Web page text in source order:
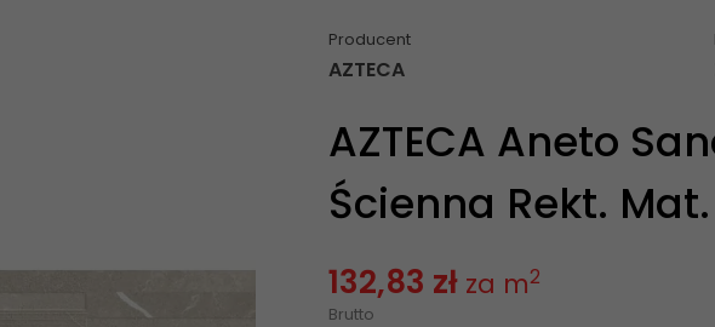
Producent
AZTECA
AZTECA Aneto
Ścienna Rekt. Mat.
132,83 zł za m2
Brutto